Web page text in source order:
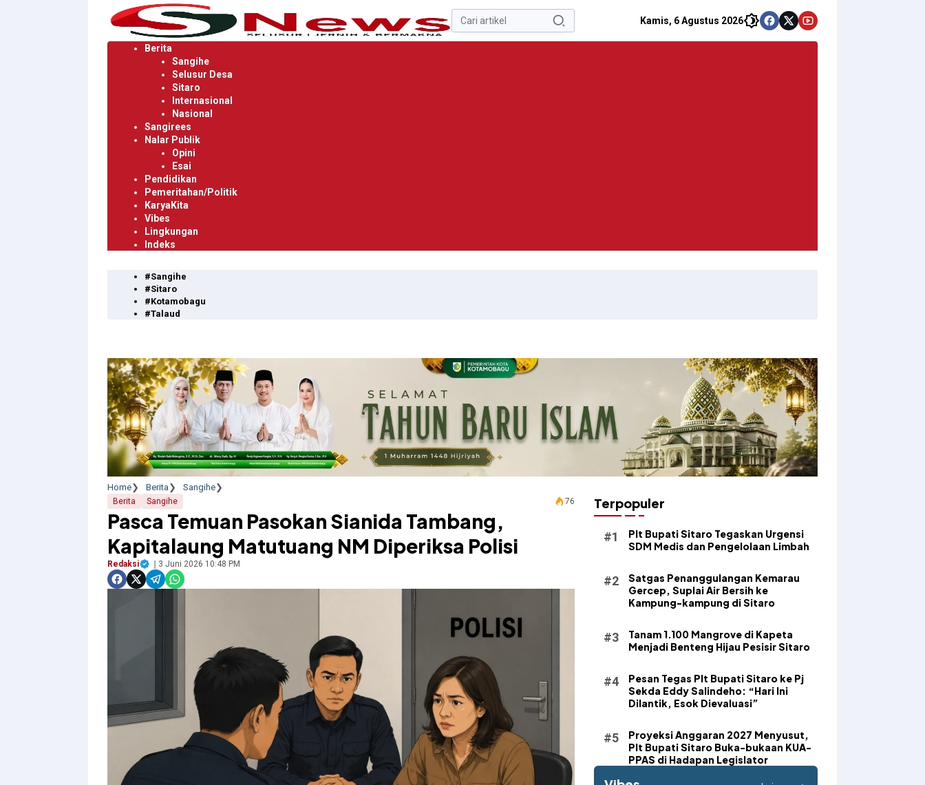
Langsung
Pencarian
untuk:
Kamis, 6 Agustus 2026
Berita
Sangihe
Selusur Desa
Sitaro
Internasional
Nasional
Sangirees
Nalar Publik
Opini
Esai
Pendidikan
Pemeritahan/Politik
KaryaKita
Vibes
Lingkungan
Indeks
#Sangihe
#Sitaro
#Kotamobagu
#Talaud
Home Berita Sangihe
Berita Sangihe 76
Pasca Temuan Pasokan Sianida Tambang,
Kapitalaung Matutuang NM Diperiksa Polisi
Redaksi 3 Juni 2026 10:48 PM
Terpopuler
​Plt Bupati Sitaro Tegaskan Urgensi
SDM Medis dan Pengelolaan Limbah
Satgas Penanggulangan Kemarau
Gercep, Suplai Air Bersih ke
Kampung-kampung di Sitaro
Tanam 1.100 Mangrove di Kapeta
Menjadi Benteng Hijau Pesisir Sitaro
Pesan Tegas Plt Bupati Sitaro ke Pj
Sekda Eddy Salindeho: “Hari Ini
Dilantik, Esok Dievaluasi”
Proyeksi Anggaran 2027 Menyusut,
Plt Bupati Sitaro Buka-bukaan KUA-
PPAS di Hadapan Legislator